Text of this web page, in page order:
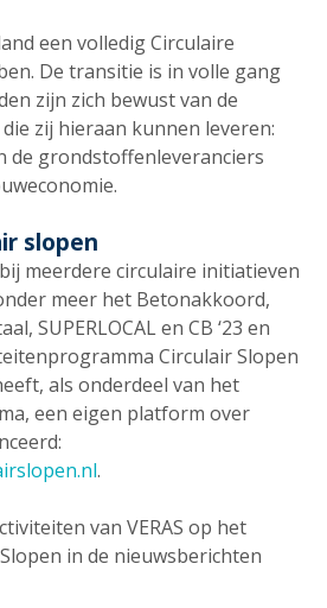
een volledig Circulaire
De transitie is in volle gang
zijn zich bewust van de
zij hieraan kunnen leveren:
de grondstoffenleveranciers
slopen
meerdere circulaire initiatieven
meer het Betonakkoord,
SUPERLOCAL en CB ‘23 en
Circulair Slopen
als onderdeel van het
een eigen platform over
.
van VERAS op het
in de nieuwsberichten